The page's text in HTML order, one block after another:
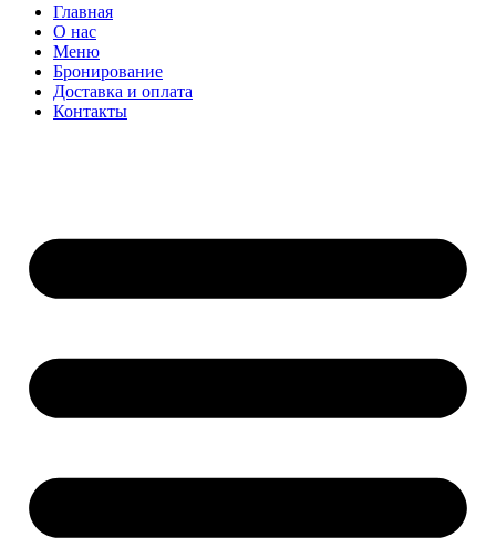
Главная
О нас
Меню
Бронирование
Доставка и оплата
Контакты